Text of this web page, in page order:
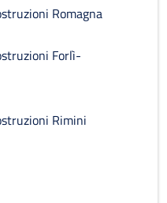
Romagna
Forlì-
Rimini